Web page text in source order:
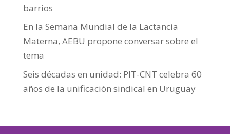
barrios
En la Semana Mundial de la Lactancia
Materna, AEBU propone conversar sobre el
tema
Seis décadas en unidad: PIT-CNT celebra 60
años de la unificación sindical en Uruguay